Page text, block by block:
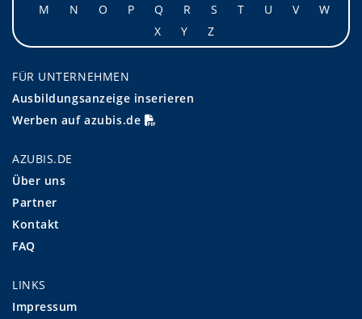
M
N O P Q R S T U V
W
X
Y Z
FÜR UNTERNEHMEN
Ausbildungsanzeige inserieren
Werben auf azubis.de
AZUBIS.DE
Über uns
Partner
Kontakt
FAQ
LINKS
Impressum